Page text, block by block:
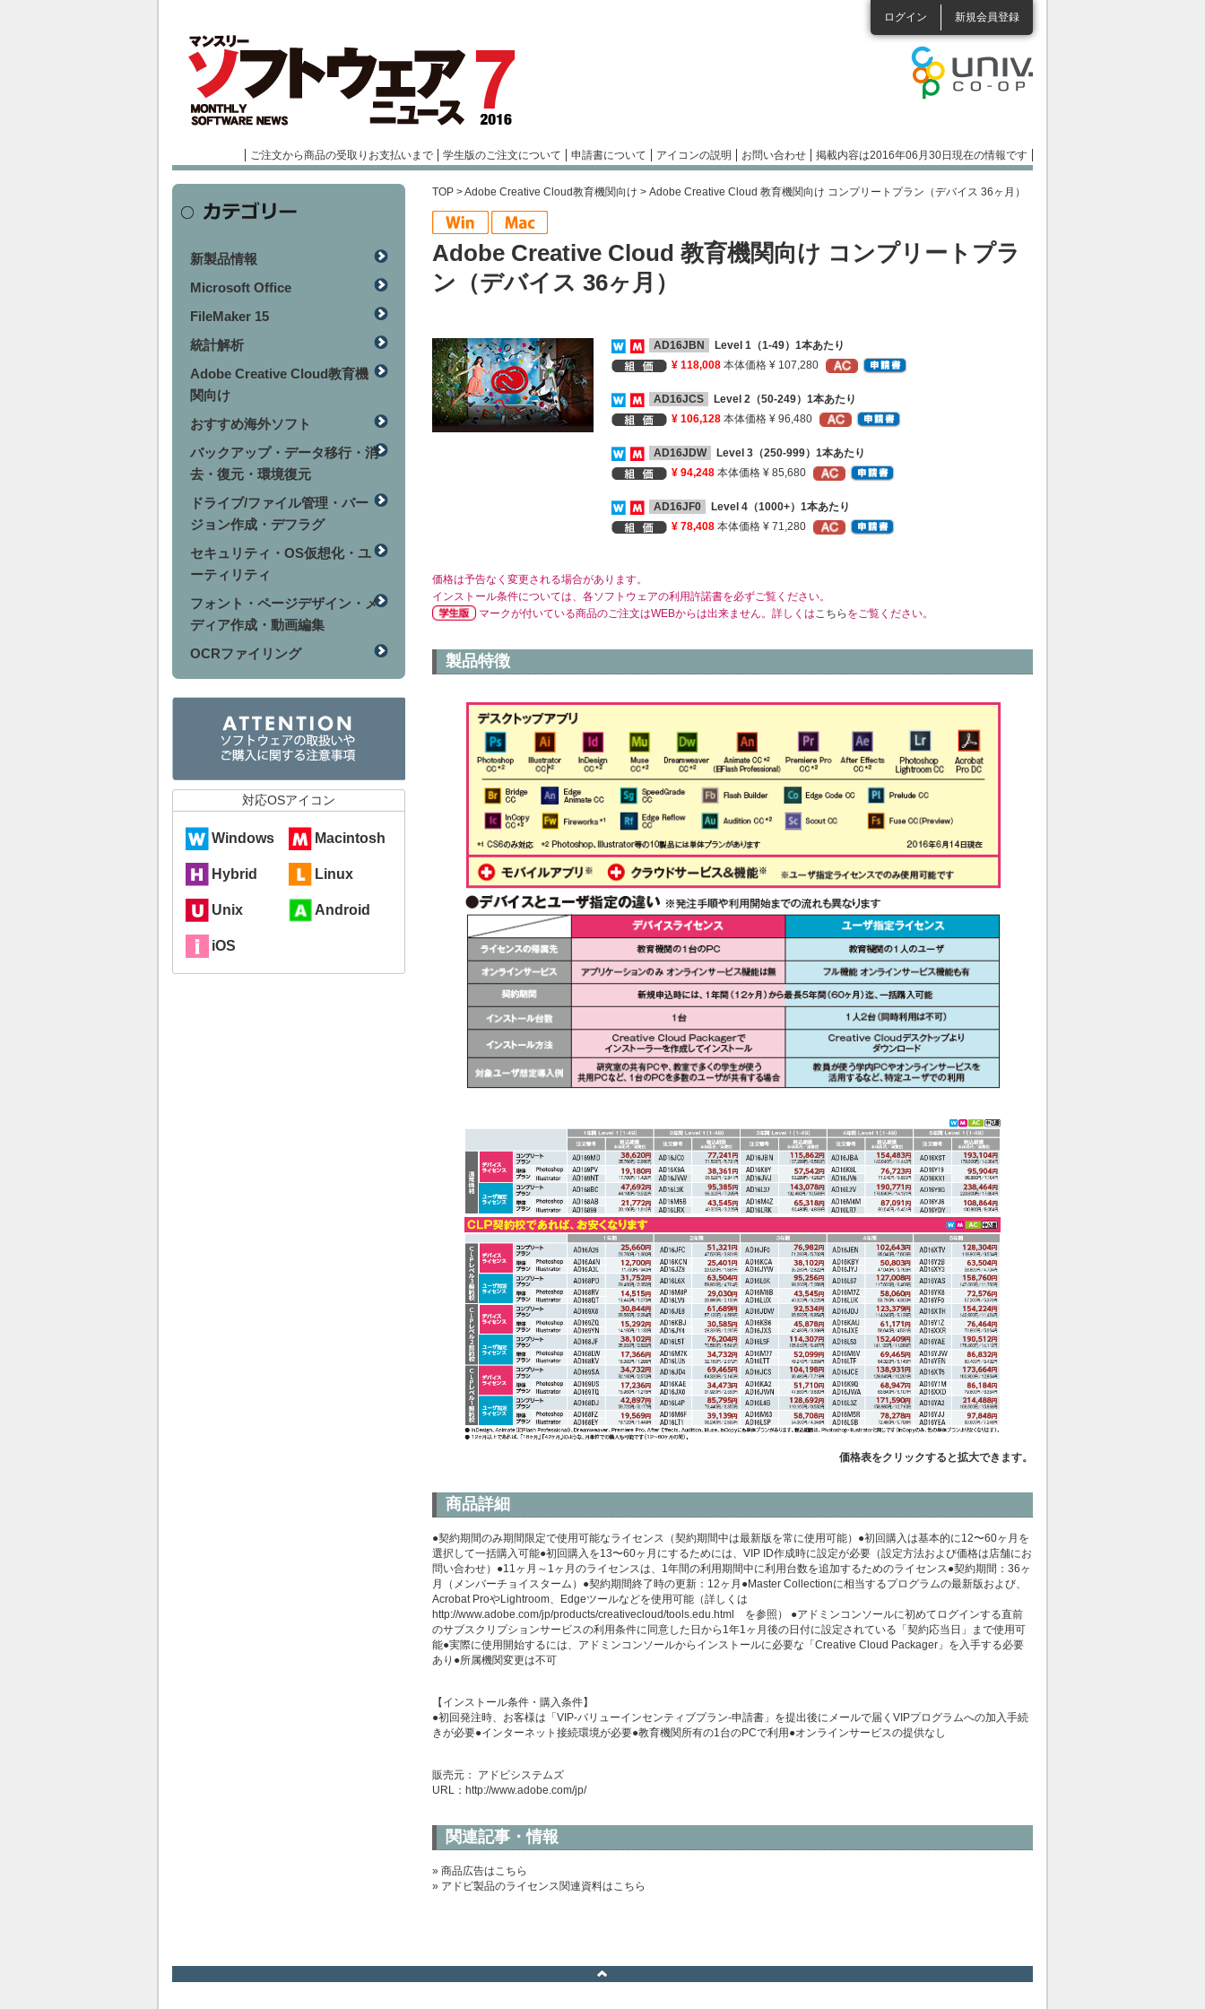
ログイン 新規会員登録
ご注文から商品の受取りお支払いまで 学生版のご注文について 申請書について アイコンの説明 お問い合わせ 掲載内容は2016年06月30日現在の情報です
TOP >Adobe Creative Cloud教育機関向け > Adobe Creative Cloud 教育機関向け コンプリートプラン（デバイス 36ヶ月）
Adobe Creative Cloud 教育機関向け コンプリートプラ
ン（デバイス 36ヶ月）
AD16JBN
Level 1（1-49）1本あたり
¥ 118,008 本体価格 ¥ 107,280
AD16JCS
Level 2（50-249）1本あたり
¥ 106,128 本体価格 ¥ 96,480
AD16JDW
Level 3（250-999）1本あたり
¥ 94,248 本体価格 ¥ 85,680
AD16JF0
Level 4（1000+）1本あたり
¥ 78,408 本体価格 ¥ 71,280
価格は予告なく変更される場合があります。
インストール条件については、各ソフトウェアの利用許諾書を必ずご覧ください。
マークが付いている商品のご注文はWEBからは出来ません。詳しくはこちら をご覧ください。
製品特徴
価格表をクリックすると拡大できます。
商品詳細
●契約期間のみ期間限定で使用可能なライセンス（契約期間中は最新版を常に使用可能）●初回購入は基本的に12〜60ヶ月を
選択して一括購入可能●初回購入を13〜60ヶ月にするためには、VIP ID作成時に設定が必要（設定方法および価格は店舗にお
問い合わせ）●11ヶ月～1ヶ月のライセンスは、1年間の利用期間中に利用台数を追加するためのライセンス●契約期間：36ヶ
月（メンバーチョイスターム）●契約期間終了時の更新：12ヶ月●Master Collectionに相当するプログラムの最新版および、
Acrobat ProやLightroom、Edgeツールなどを使用可能（詳しくは
http://www.adobe.com/jp/products/creativecloud/tools.edu.html を参照） ●アドミンコンソールに初めてログインする直前
のサブスクリプションサービスの利用条件に同意した日から1年1ヶ月後の日付に設定されている「契約応当日」まで使用可
能●実際に使用開始するには、アドミンコンソールからインストールに必要な「Creative Cloud Packager」を入手する必要
あり●所属機関変更は不可
【インストール条件・購入条件】
●初回発注時、お客様は「VIP-バリューインセンティブプラン-申請書」を提出後にメールで届くVIPプログラムへの加入手続
きが必要●インターネット接続環境が必要●教育機関所有の1台のPCで利用●オンラインサービスの提供なし
販売元： アドビシステムズ
URL： http://www.adobe.com/jp/
関連記事・情報
» 商品広告はこちら
» アドビ製品のライセンス関連資料はこちら
新製品情報
Microsoft Office
FileMaker 15
統計解析
Adobe Creative Cloud教育機
関向け
おすすめ海外ソフト
バックアップ・データ移行・消
去・復元・環境復元
ドライブ/ファイル管理・バー
ジョン作成・デフラグ
セキュリティ・OS仮想化・ユ
ーティリティ
フォント・ページデザイン・メ
ディア作成・動画編集
OCRファイリング
対応OSアイコン
Windows Macintosh
Hybrid Linux
Unix Android
iOS